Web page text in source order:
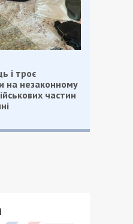
і троє
на незаконному
частин